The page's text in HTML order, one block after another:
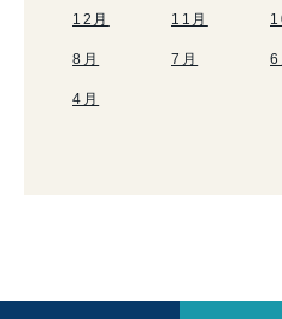
12月 11月
8月 7月 6
4月